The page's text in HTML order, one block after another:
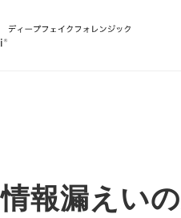
情報漏えい